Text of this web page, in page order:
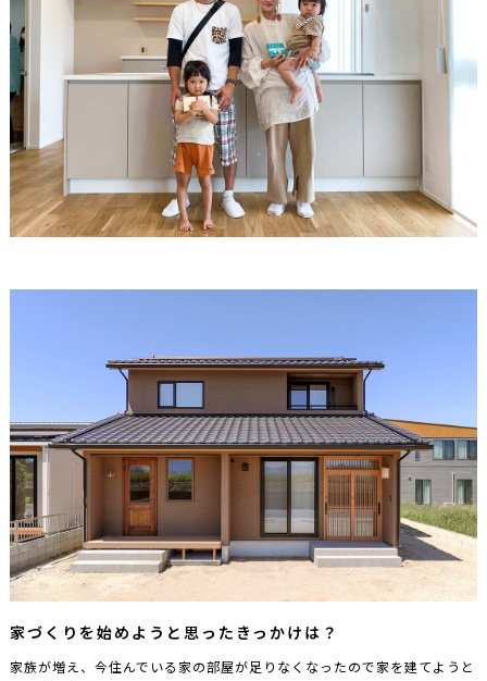
家づくりを始めようと思ったきっかけは？
家族が増え、今住んでいる家の部屋が足りなくなったので家を建てようと